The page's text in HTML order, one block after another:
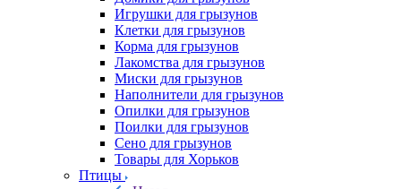
Игрушки для грызунов
Клетки для грызунов
Корма для грызунов
Лакомства для грызунов
Миски для грызунов
Наполнители для грызунов
Опилки для грызунов
Поилки для грызунов
Сено для грызунов
Товары для Хорьков
Птицы